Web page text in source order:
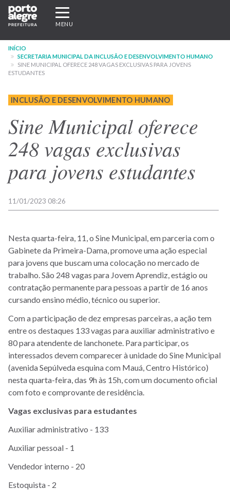
Pular
para
conteúdo
principal
Expandir/recolher
navegação
MENU
INÍCIO
SECRETARIA MUNICIPAL DA INCLUSÃO E DESENVOLVIMENTO HUMANO
SINE MUNICIPAL OFERECE 248 VAGAS EXCLUSIVAS PARA JOVENS
ESTUDANTES
INCLUSÃO E DESENVOLVIMENTO HUMANO
Sine Municipal oferece
248 vagas exclusivas
para jovens estudantes
11/01/2023 08:26
Nesta quarta-feira, 11, o Sine Municipal, em parceria com o
Gabinete da Primeira-Dama, promove uma ação especial
para jovens que buscam uma colocação no mercado de
trabalho. São 248 vagas para Jovem Aprendiz, estágio ou
contratação permanente para pessoas a partir de 16 anos
cursando ensino médio, técnico ou superior.
Com a participação de dez empresas parceiras, a ação tem
entre os destaques 133 vagas para auxiliar administrativo e
80 para atendente de lanchonete. Para participar, os
interessados devem comparecer à unidade do Sine Municipal
(avenida Sepúlveda esquina com Mauá, Centro Histórico)
nesta quarta-feira, das 9h às 15h, com um documento oficial
com foto e comprovante de residência.
Vagas exclusivas para estudantes
Auxiliar administrativo - 133
Auxiliar pessoal - 1
Vendedor interno - 20
Estoquista - 2